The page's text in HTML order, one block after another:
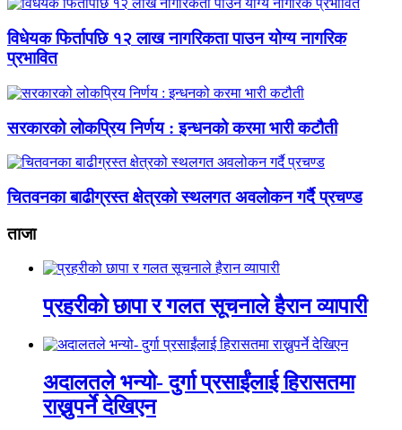
विधेयक फिर्तापछि १२ लाख नागरिकता पाउन योग्य नागरिक
प्रभावित
सरकारको लोकप्रिय निर्णय : इन्धनको करमा भारी कटौती
चितवनका बाढीग्रस्त क्षेत्रको स्थलगत अवलोकन गर्दै प्रचण्ड
ताजा
प्रहरीको छापा र गलत सूचनाले हैरान व्यापारी
अदालतले भन्यो- दुर्गा प्रसाईंलाई हिरासतमा
राख्नुपर्ने देखिएन